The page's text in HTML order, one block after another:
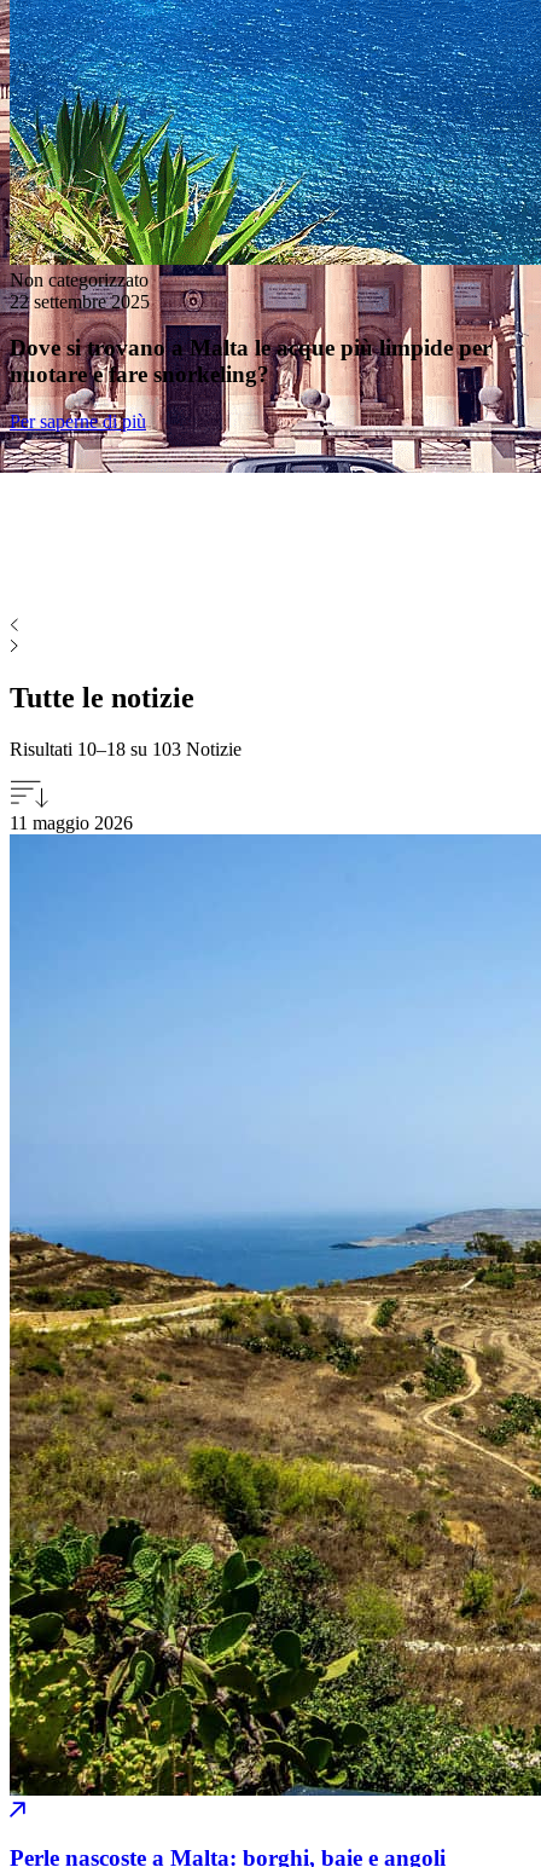
Non categorizzato
22 settembre 2025
Dove si trovano a Malta le acque più limpide per
nuotare e fare snorkeling?
Per saperne di più
Tutte le notizie
Risultati 10–18 su 103 Notizie
11 maggio 2026
Perle nascoste a Malta: borghi, baie e angoli